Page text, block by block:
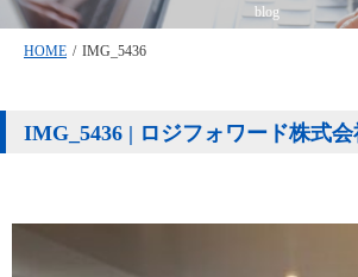
blog
HOME / IMG_5436
IMG_5436 | ロジフォワード株式会